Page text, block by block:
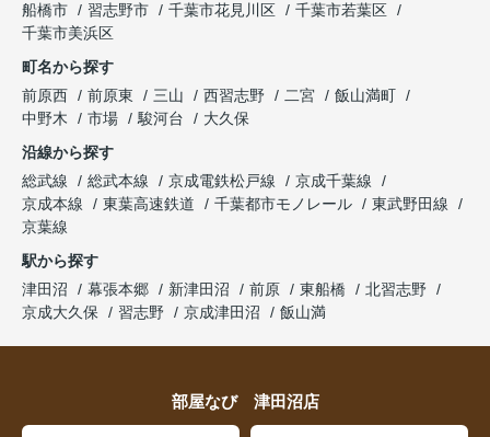
船橋市
習志野市 千葉市花見川区
千葉市若葉区
千葉市美浜区
町名から探す
前原西
前原東 三山 西習志野 二宮
飯山満町
中野木
市場 駿河台
大久保
沿線から探す
総武線
総武本線 京成電鉄松戸線
京成千葉線
京成本線
東葉高速鉄道 千葉都市モノレール
東武野田線
京葉線
駅から探す
津田沼
幕張本郷 新津田沼 前原 東船橋
北習志野
京成大久保
習志野 京成津田沼 飯山満
部屋なび 津田沼店